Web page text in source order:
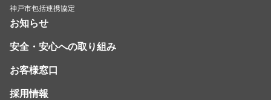
神戸市包括連携協定
お知らせ
安全・安心への取り組み
お客様窓口
採用情報